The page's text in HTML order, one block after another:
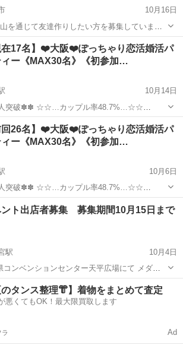
10月16日
を通じて友達作りしたい方を募集していま
安心して参加でき、初めての方やおひとり参
・...
ーティー アウトドア
在17名】❤️大阪❤️ぽっちゃり恋活婚活パ
ィー《MAX30名》《初参加…
10月14日
人突破✽✽ ☆☆…カップル率48.7%…☆☆
★ 【ぽっちゃり＆みけぽ女性】と 【ぽちゃ
好き男性】限定パーティ ★゜･｡･｡･゜☆゜･｡･｡･゜★ ...
駅 パーティー ぽっちゃり
回26名】❤️大阪❤️ぽっちゃり恋活婚活パ
ィー《MAX30名》《初参加…
10月6日
人突破✽✽ ☆☆…カップル率48.7%…☆☆
★ 【ぽっちゃり＆みけぽ女性】と 【ぽちゃ
好き男性】限定パーティ ★゜･｡･｡･゜☆゜･｡･｡･゜★ ...
良駅 パーティー ぽっちゃり
ント出店者募集 募集期間10月15日まで
駅
10月4日
コンベンションセンター天平広場にて メダカ
ントを主催させて頂きます！ キッチンカーや
も急募しております！ 詳細が気になる方は、
大宮駅 パーティー
ー
のタンス整理👘】着物をまとめて査定
悪くてもOK！最大限買取します
ラ Ad